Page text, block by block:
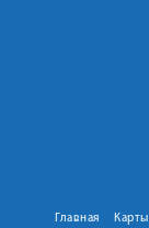
Главная Карты